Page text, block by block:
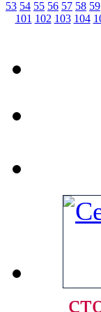
53 54 55 56 57 58 59
101 102 103 104